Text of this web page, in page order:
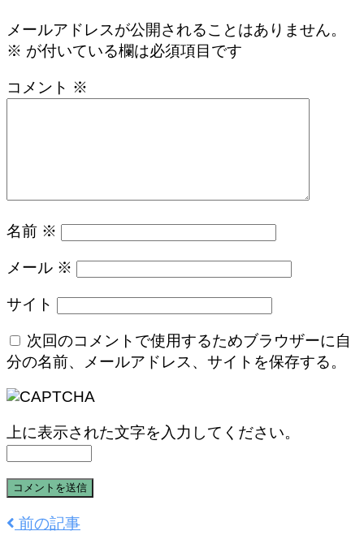
メールアドレスが公開されることはありません。
※ が付いている欄は必須項目です
コメント ※
名前 ※
メール ※
サイト
次回のコメントで使用するためブラウザーに自
分の名前、メールアドレス、サイトを保存する。
上に表示された文字を入力してください。
前の記事